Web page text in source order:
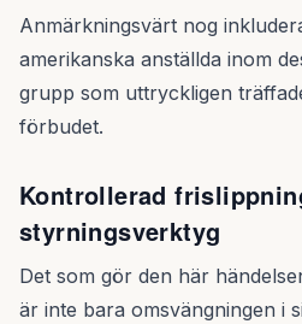
Anmärkningsvärt nog
amerikanska anställda inom
grupp som uttryckligen
förbudet.
Kontrollerad
styrningsverktyg
Det som gör den här
är inte bara omsvängningen i